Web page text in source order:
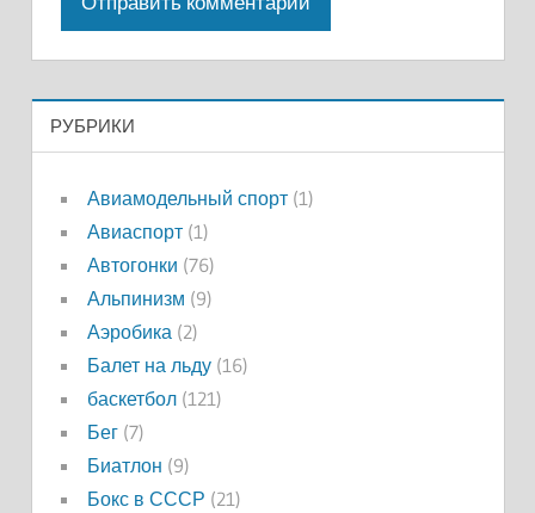
РУБРИКИ
Авиамодельный спорт(1)
Авиаспорт(1)
Автогонки (76)
Альпинизм (9)
Аэробика (2)
Балет на льду(16)
баскетбол(121)
Бег(7)
Биатлон (9)
Бокс в СССР (21)